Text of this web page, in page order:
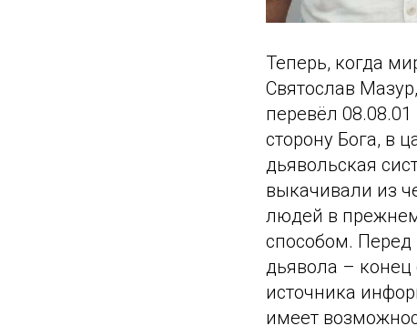
Теперь, когда
Святослав
перевёл
сторону Бога, в
дьявольская
выкачивали из
людей в
способом. Перед
дьявола – конец
источника
имеет